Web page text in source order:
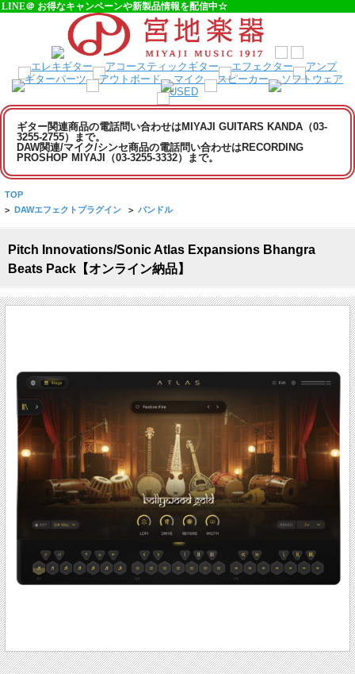
LINE＠ お得なキャンペーンや新製品情報を配信中☆
ギター関連商品の電話問い合わせはMIYAJI GUITARS KANDA（03-
3255-2755）まで。
DAW関連/マイク/シンセ商品の電話問い合わせはRECORDING
PROSHOP MIYAJI（03-3255-3332）まで。
TOP
> DAWエフェクトプラグイン > バンドル
Pitch Innovations/Sonic Atlas Expansions Bhangra
Beats Pack【オンライン納品】